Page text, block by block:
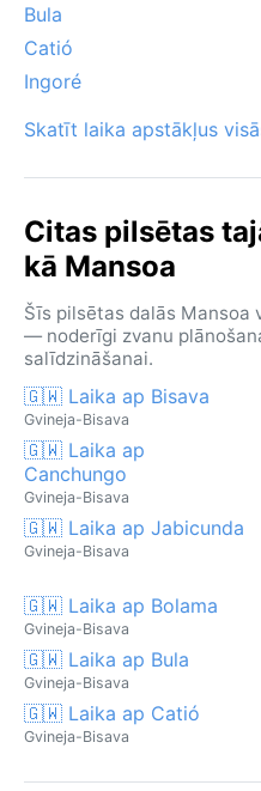
Bula
Catió
Ingoré
Skatīt laika apstākļus
Citas pilsētas
kā Mansoa
Šīs pilsētas dalās Mansoa
— noderīgi zvanu
salīdzināšanai.
🇬🇼 Laika ap Bisava
Gvineja-Bisava
🇬🇼 Laika ap
Canchungo
Gvineja-Bisava
🇬🇼 Laika ap Jabicunda
Gvineja-Bisava
🇬🇼 Laika ap Bolama
Gvineja-Bisava
🇬🇼 Laika ap Bula
Gvineja-Bisava
🇬🇼 Laika ap Catió
Gvineja-Bisava